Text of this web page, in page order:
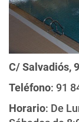
C/ Salvadiós,
Teléfono: 91
Horario: De